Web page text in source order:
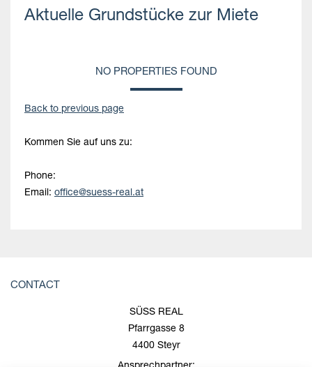
Aktuelle Grundstücke zur Miete
NO PROPERTIES FOUND
Back to previous page
Kommen Sie auf uns zu:
Phone:
Email: office@suess-real.at
CONTACT
SÜSS REAL
Pfarrgasse 8
4400 Steyr